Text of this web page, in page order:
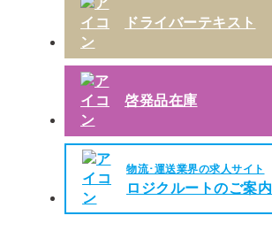
ドライバーテキスト
啓発品在庫
物流･運送業界の求人サイト
ロジクルートのご案内